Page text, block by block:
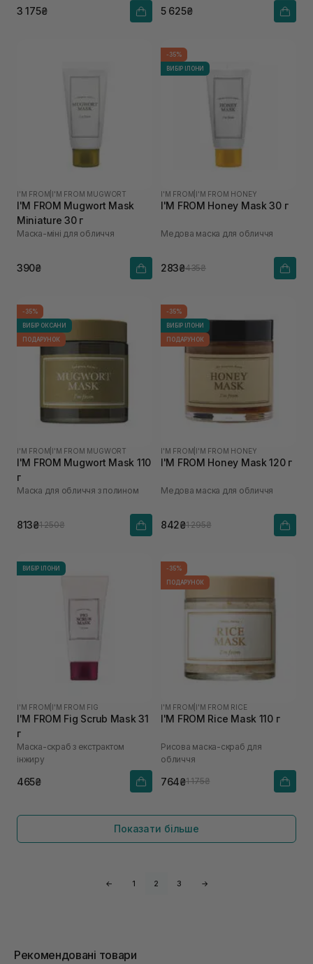
3 175₴ 5 625₴
I'M FROM I'M FROM MUGWORT
I'M FROM Mugwort Mask
Miniature 30 г
Маска-міні для обличчя
390₴
-35%
ВИБІР ІЛОНИ
I'M FROM I'M FROM HONEY
I'M FROM Honey Mask 30 г
Медова маска для обличчя
283₴435₴
-35%
ВИБІР ОКСАНИ
ПОДАРУНОК
I'M FROM I'M FROM MUGWORT
I'M FROM Mugwort Mask 110
г
Маска для обличчя з полином
813₴1 250₴
-35%
ВИБІР ІЛОНИ
ПОДАРУНОК
I'M FROM I'M FROM HONEY
I'M FROM Honey Mask 120 г
Медова маска для обличчя
842₴1 295₴
ВИБІР ІЛОНИ
I'M FROM I'M FROM FIG
I'M FROM Fig Scrub Mask 31
г
Маска-скраб з екстрактом
інжиру
465₴
-35%
ПОДАРУНОК
I'M FROM I'M FROM RICE
I'M FROM Rice Mask 110 г
Рисова маска-скраб для
обличчя
764₴1 175₴
Показати більше
← 1 2 3 →
Рекомендовані товари